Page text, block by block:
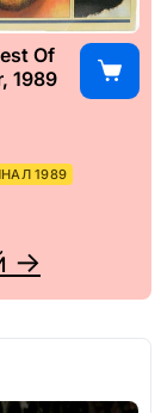
Of
1989
1989
→